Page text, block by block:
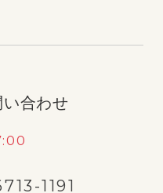
合わせ
1191